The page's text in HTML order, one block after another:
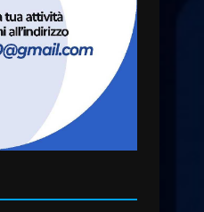
Musica di
nuovo
con “Fasano in
Scianaro:
amarezza per
dal campionato di